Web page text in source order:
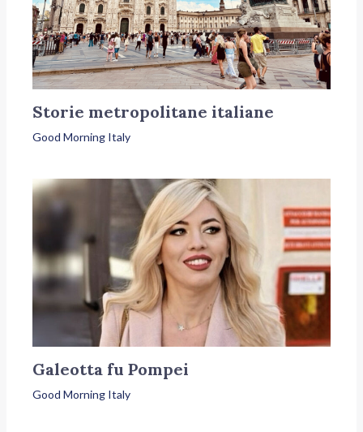
Storie metropolitane italiane
Good Morning Italy
Galeotta fu Pompei
Good Morning Italy